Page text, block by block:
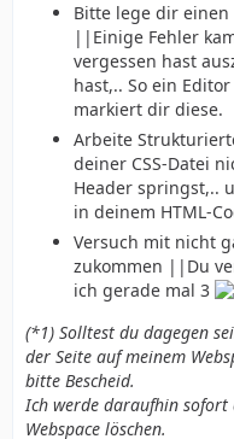
Bitte lege dir einen
||Einige Fehler
vergessen hast
hast,.. So ein
markiert dir diese.
Arbeite
deiner CSS-Datei
Header springst,..
in deinem HTML-
Versuch mit nicht
zukommen ||Du
ich gerade mal 3
(*1) Solltest du dagegen
der Seite auf meinem
bitte Bescheid.
Ich werde daraufhin sofort
Webspace löschen.